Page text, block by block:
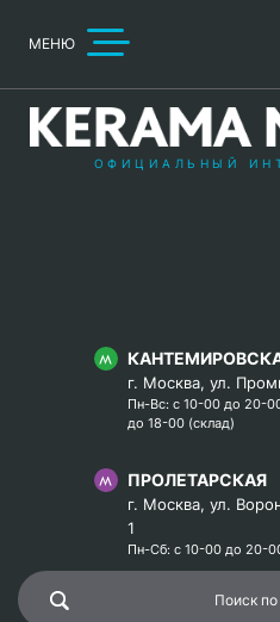
МЕНЮ
ОФИЦИАЛЬНЫЙ
г. Москва, ул.
Пн-Вс: с 10-00 до 20-
до 18-00 (склад)
ПРОЛЕТАРСКАЯ
г. Москва, ул.
1
Пн-Сб: с 10-00 до 20-